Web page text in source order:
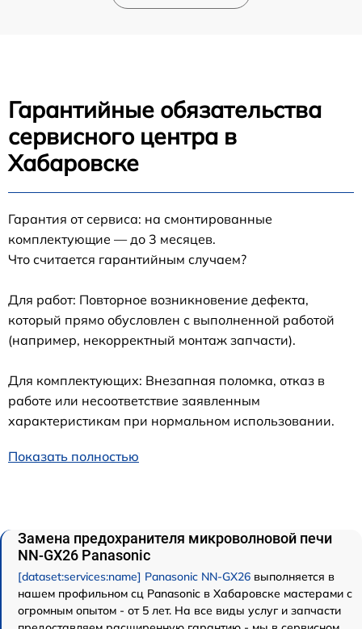
Гарантийные обязательства
сервисного центра в
Хабаровске
Гарантия от сервиса: на смонтированные
комплектующие — до 3 месяцев.
Что считается гарантийным случаем?
Для работ: Повторное возникновение дефекта,
который прямо обусловлен с выполненной работой
(например, некорректный монтаж запчасти).
Для комплектующих: Внезапная поломка, отказ в
работе или несоответствие заявленным
характеристикам при нормальном использовании.
Показать полностью
Замена предохранителя микроволновой печи
NN-GX26 Panasonic
[dataset:services:name] Panasonic NN-GX26 выполняется в
нашем профильном сц Panasonic в Хабаровске мастерами с
огромным опытом - от 5 лет. На все виды услуг и запчасти